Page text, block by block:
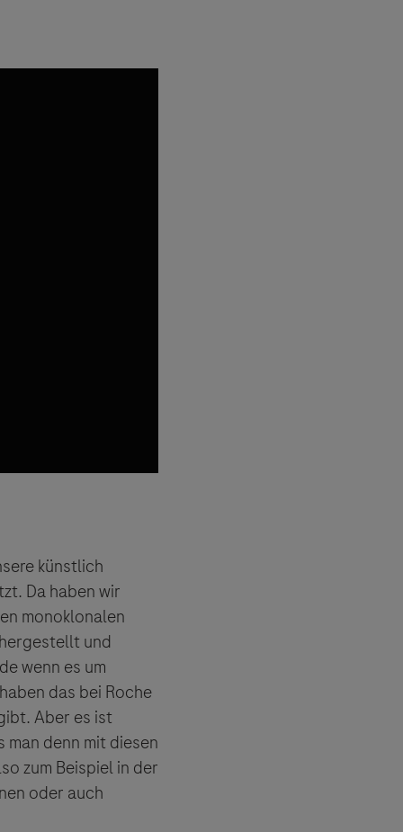
künstlich
Da haben wir
monoklonalen
und
wenn es um
das bei Roche
Aber es ist
denn mit diesen
zum Beispiel in der
oder auch